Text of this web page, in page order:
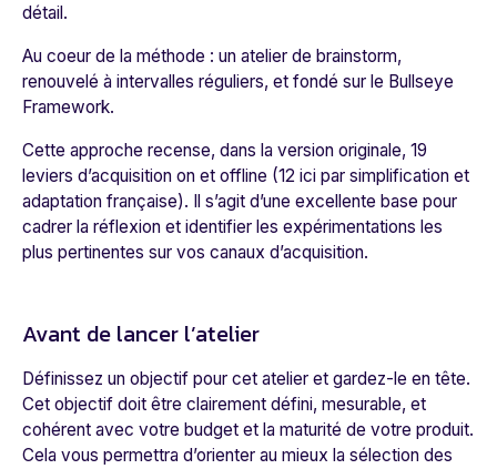
détail.
Au coeur de la méthode : un atelier de brainstorm,
renouvelé à intervalles réguliers, et fondé sur le Bullseye
Framework.
Cette approche recense, dans la version originale, 19
leviers d’acquisition on et offline (12 ici par simplification et
adaptation française). Il s’agit d’une excellente base pour
cadrer la réflexion et identifier les expérimentations les
plus pertinentes sur vos canaux d’acquisition.
Avant de lancer l’atelier
Définissez un objectif pour cet atelier et gardez-le en tête.
Cet objectif doit être clairement défini, mesurable, et
cohérent avec votre budget et la maturité de votre produit.
Cela vous permettra d’orienter au mieux la sélection des